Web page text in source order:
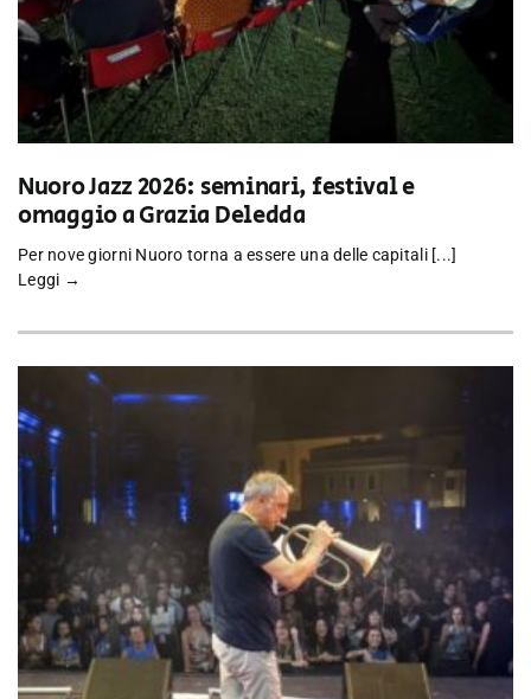
Nuoro Jazz 2026: seminari, festival e
omaggio a Grazia Deledda
Per nove giorni Nuoro torna a essere una delle capitali [...]
Leggi →